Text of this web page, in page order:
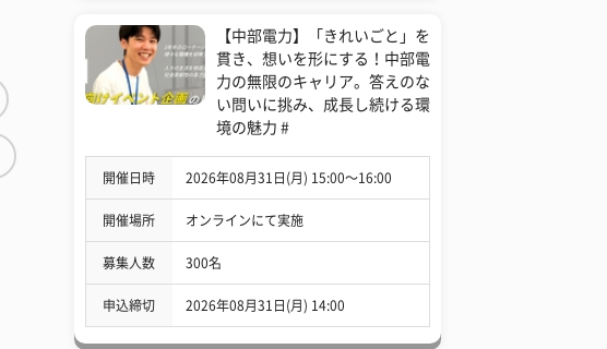
【中部電力】「きれいごと」を
貫き、想いを形にする！中部電
力の無限のキャリア。答えのな
い問いに挑み、成長し続ける環
境の魅力 #
開催日時 2026年08月31日(月) 15:00〜16:00
開催場所 オンラインにて実施
募集人数 300名
申込締切 2026年08月31日(月) 14:00